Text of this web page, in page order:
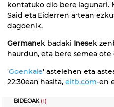
kontatuko dio bere lagunari.
Said eta Eiderren artean
dagoenik.
Germanek badaki Inesek
haurdun, eta bere semea
'Goenkale' astelehen eta
22:30ean hasita, eitb.com-en
BIDEOAK(1)